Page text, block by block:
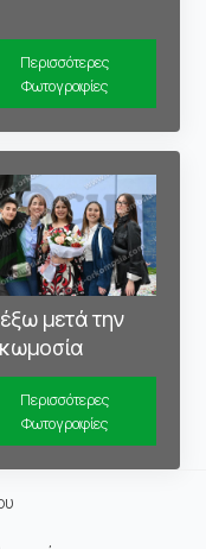
Περισσότερες
Φωτογραφίες
μετά την
Περισσότερες
Φωτογραφίες